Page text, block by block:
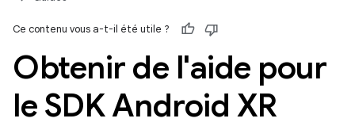
Ce contenu vous a-t-il été utile ?
Obtenir de l'aide pour
le SDK Android XR